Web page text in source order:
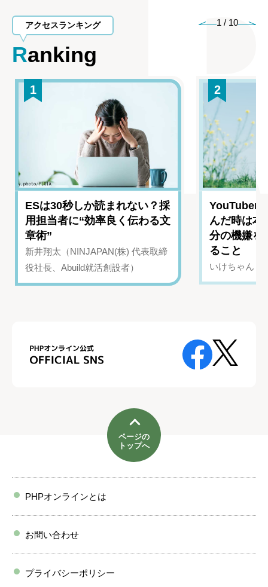
アクセスランキング
Ranking
1 / 10
1
ESは30秒しか読まれない？採
用担当者に“効率良く伝わる文
章術”
新井翔太（NINJAPAN(株) 代表取締
役社長、Abuild就活創設者）
2
YouTuber
んだ時は
分の機嫌を
ること
いけちゃん（
ページの
トップへ
PHPオンラインとは
お問い合わせ
プライバシーポリシー